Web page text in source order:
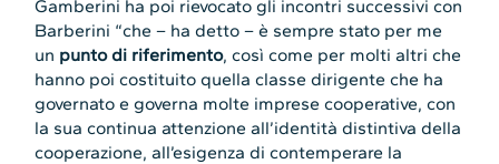
Gamberini ha poi rievocato gli incontri successivi con
Barberini “che – ha detto – è sempre stato per me
un punto di riferimento, così come per molti altri che
hanno poi costituito quella classe dirigente che ha
governato e governa molte imprese cooperative, con
la sua continua attenzione all’identità distintiva della
cooperazione, all’esigenza di contemperare la